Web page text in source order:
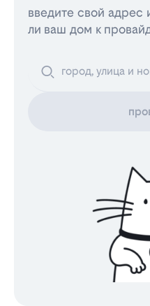
введите свой адрес
ли ваш дом к